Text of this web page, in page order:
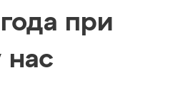
при
нас